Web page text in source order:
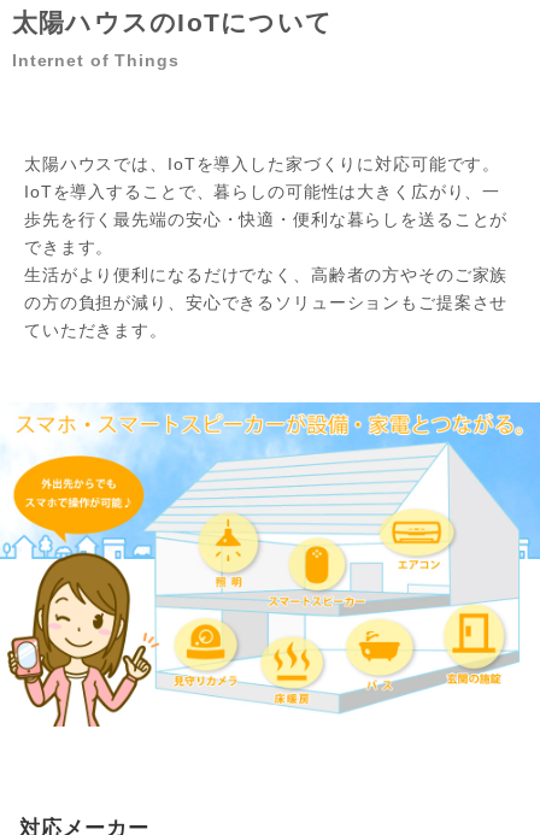
太陽ハウスのIoTについて
Internet of Things
太陽ハウスでは、IoTを導入した家づくりに対応可能です。
IoTを導入することで、暮らしの可能性は大きく広がり、一
歩先を行く最先端の安心・快適・便利な暮らしを送ることが
できます。
生活がより便利になるだけでなく、高齢者の方やそのご家族
の方の負担が減り、安心できるソリューションもご提案させ
ていただきます。
対応メーカー